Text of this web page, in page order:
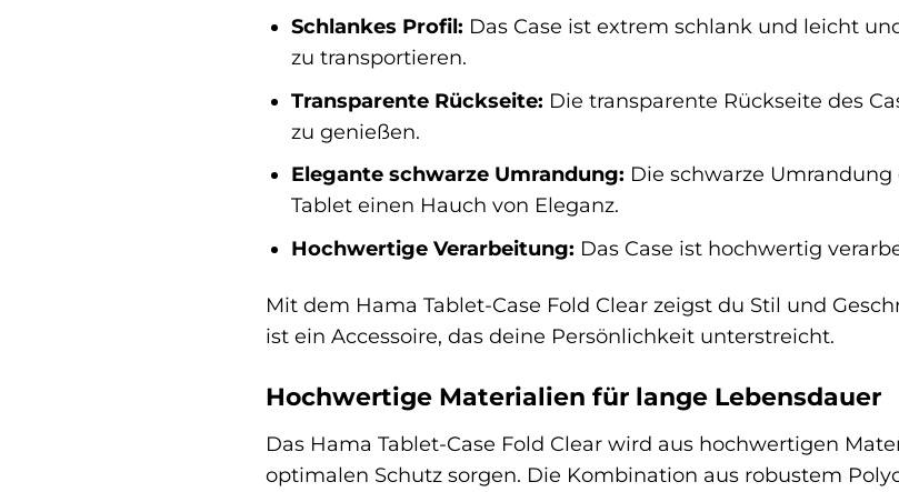
Schlankes Profil: Das Case ist extrem schlank und leicht
zu transportieren.
Transparente Rückseite: Die transparente Rückseite des
zu genießen.
Elegante schwarze Umrandung: Die schwarze
Tablet einen Hauch von Eleganz.
Hochwertige Verarbeitung: Das Case ist hochwertig
Mit dem Hama Tablet-Case Fold Clear zeigst du Stil und
ist ein Accessoire, das deine Persönlichkeit unterstreicht.
Hochwertige Materialien für lange Lebensdauer
Das Hama Tablet-Case Fold Clear wird aus hochwertigen
optimalen Schutz sorgen. Die Kombination aus robustem